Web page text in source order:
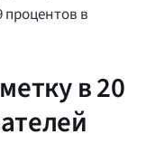
процентов в
в 20